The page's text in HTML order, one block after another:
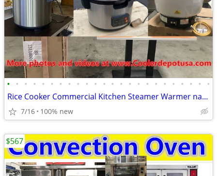
• • • • • • • • • • • • • • • • • • • • • • • •
Rice Cooker Commercial Kitchen Steamer Warmer natural gas or propane
7/16 100% new
$567